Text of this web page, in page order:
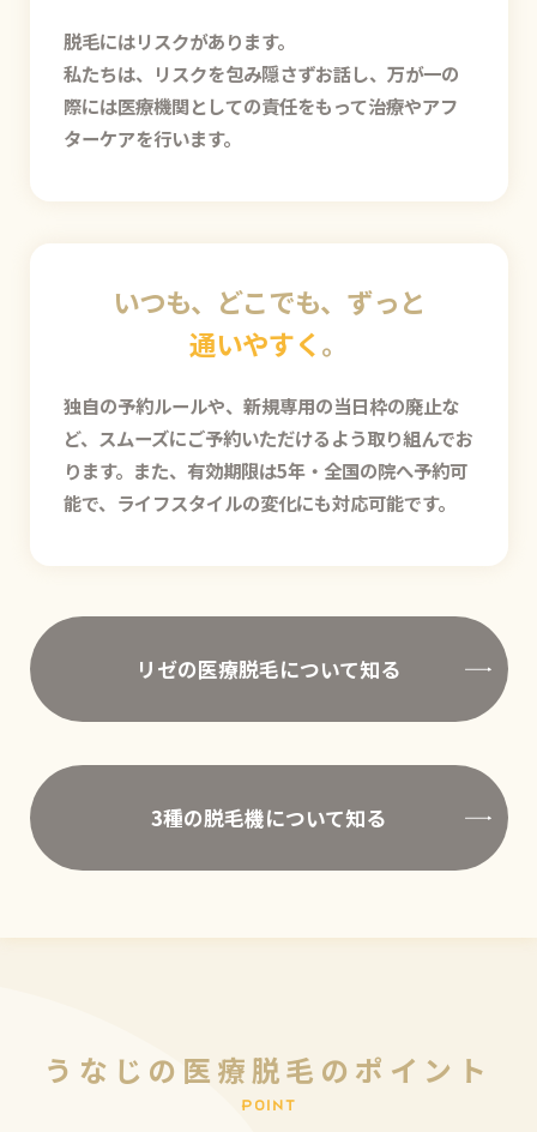
脱毛にはリスクがあります。
私たちは、リスクを包み隠さずお話し、万が一の
際には医療機関としての責任をもって治療やアフ
ターケアを行います。
いつも、どこでも、ずっと
通いやすく。
独自の予約ルールや、新規専用の当日枠の廃止な
ど、スムーズにご予約いただけるよう取り組んでお
ります。また、有効期限は5年・全国の院へ予約可
能で、ライフスタイルの変化にも対応可能です。
リゼの医療脱毛について知る
3種の脱毛機について知る
う な じ の 医 療 脱毛 の ポ イ ン ト
P OI NT